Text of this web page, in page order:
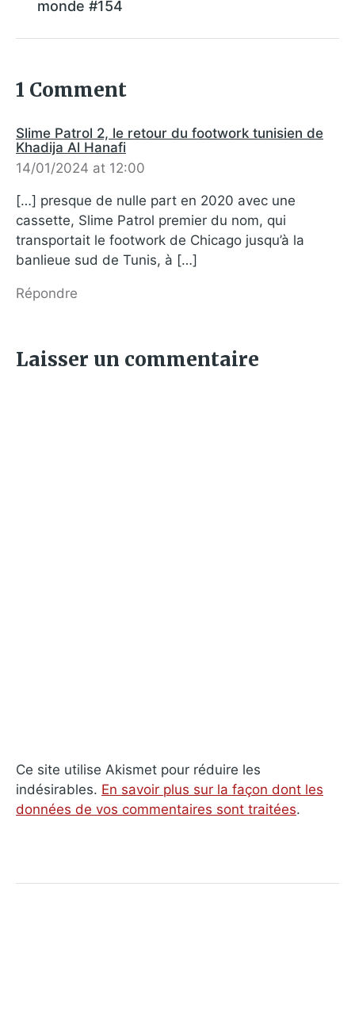
monde #154
1 Comment
Slime Patrol 2, le retour du footwork tunisien de
Khadija Al Hanafi
14/01/2024 at 12:00
[…] presque de nulle part en 2020 avec une
cassette, Slime Patrol premier du nom, qui
transportait le footwork de Chicago jusqu’à la
banlieue sud de Tunis, à […]
Répondre
Laisser un commentaire
Ce site utilise Akismet pour réduire les
indésirables. En savoir plus sur la façon dont les
données de vos commentaires sont traitées.